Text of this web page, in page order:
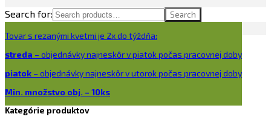
Search for:
Search
Tovar s rezanými kvetmi je 2x do týždňa:
streda – objednávky najneskôr v piatok počas pracovnej doby
piatok – objednávky najneskôr v utorok počas pracovnej doby
Min. množstvo obj. – 10ks
Kategórie produktov